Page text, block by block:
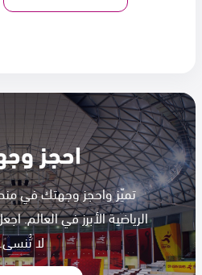
احجز
تميّز واحجز وجهتك في
الرياضية الأبرز في العالم.
لا تُنسى.